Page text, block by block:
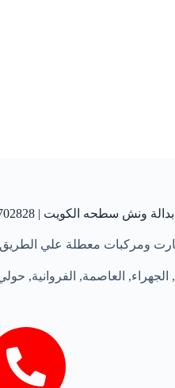
بدالة ونش سطحه الكويت | 97702828
, الجهراء, العاصمة, الفروانية,